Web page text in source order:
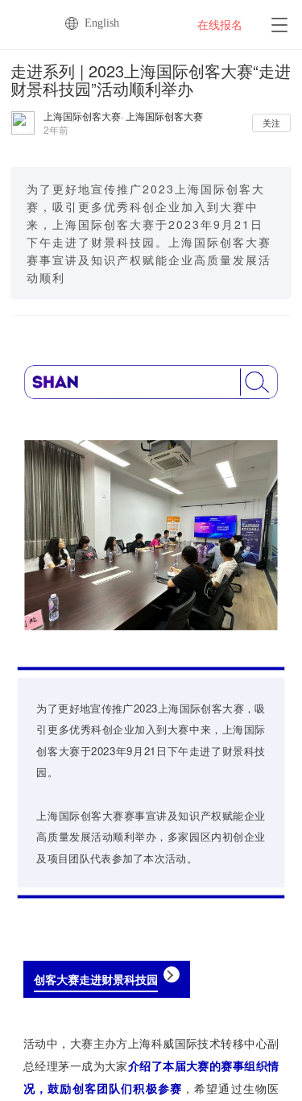
T
g
n
在线报名
English
走进系列 | 2023上海国际创客大赛“走进
财景科技园”活动顺利举办
上海国际创客大赛· 上海国际创客大赛
2年前
关注
为了更好地宣传推广2023上海国际创客大
赛，吸引更多优秀科创企业加入到大赛中
来，上海国际创客大赛于2023年9月21日
下午走进了财景科技园。上海国际创客大赛
赛事宣讲及知识产权赋能企业高质量发展活
动顺利
为了更好地宣传推广2023上海国际创客大赛，吸
引更多优秀科创企业加入到大赛中来，上海国际
创客大赛于2023年9月21日下午走进了财景科技
园。
上海国际创客大赛赛事宣讲及知识产权赋能企业
高质量发展活动顺利举办，多家园区内初创企业
及项目团队代表参加了本次活动。
创客大赛走进财景科技园
活动中，大赛主办方上海科威国际技术转移中心副
总经理茅一成为大家介绍了本届大赛的赛事组织情
况，鼓励创客团队们积极参赛 ，希望通过生物医